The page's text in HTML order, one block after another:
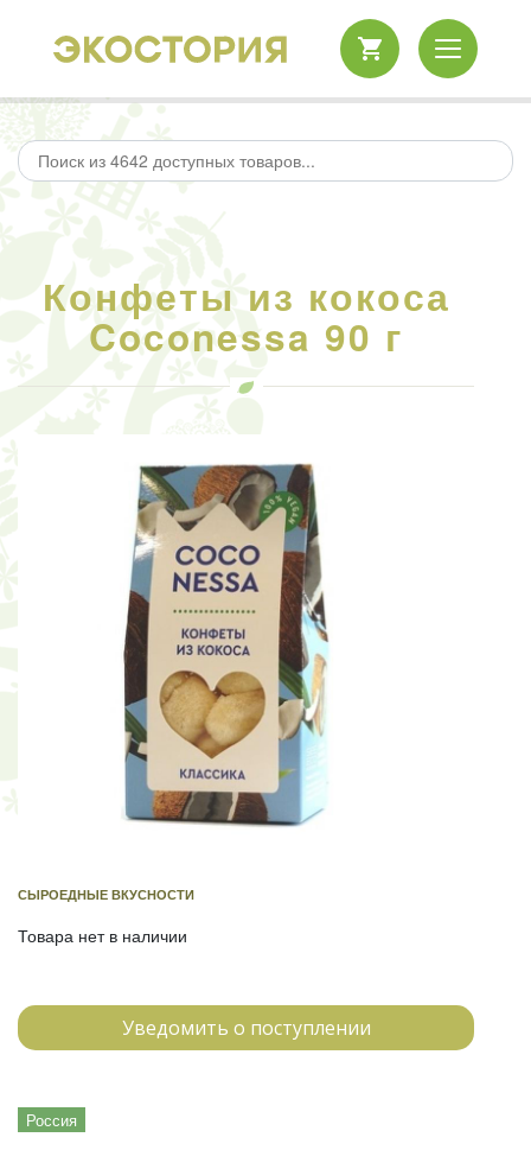
Конфеты из кокоса
Coconessa 90 г
СЫРОЕДНЫЕ ВКУСНОСТИ
Товара нет в наличии
Уведомить о поступлении
Россия